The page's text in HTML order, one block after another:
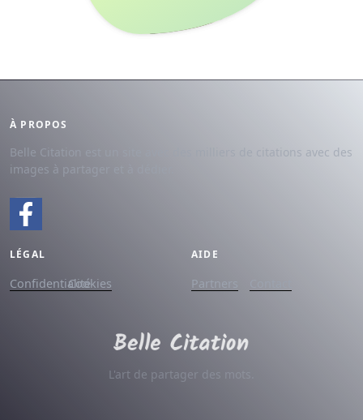
À PROPOS
Belle Citation est un site avec des milliers de citations avec des
images à partager et à dédier.
LÉGAL
ConfidentialitéCookies
AIDE
Partners
L'art de partager des mots.